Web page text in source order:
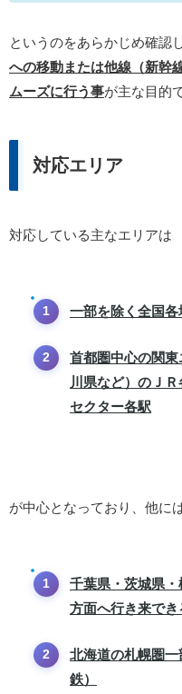
というのをあらかじめ確認
への移動または他線（新幹
ムーズに行う事が主な目的
対応エリア
対応している主なエリアは
一部を除く全国
首都圏中心の関
川県など）のＪ
セクター各駅
が中心となっており、他に
千葉県・茨城県
方面へ行き来で
北海道の札幌圏
鉄）